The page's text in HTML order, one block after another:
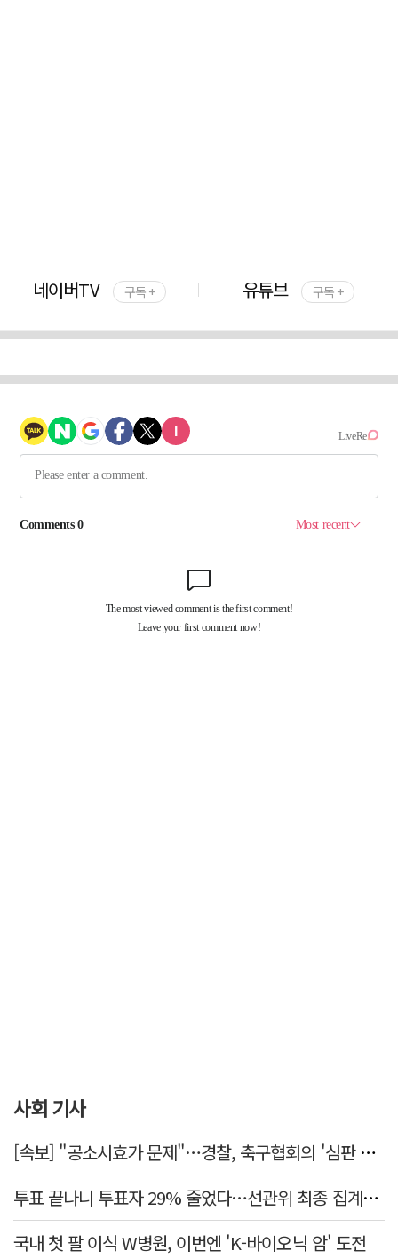
네이버TV 구독 + 유튜브 구독 +
사회 기사
[속보] "공소시효가 문제"…경찰, 축구협회의 '심판 성접대' 수사 여부 검토한다
투표 끝나니 투표자 29% 줄었다…선관위 최종 집계서 수백명 '증발'
국내 첫 팔 이식 W병원, 이번엔 'K-바이오닉 암' 도전